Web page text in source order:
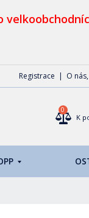
Registrace O
0
K